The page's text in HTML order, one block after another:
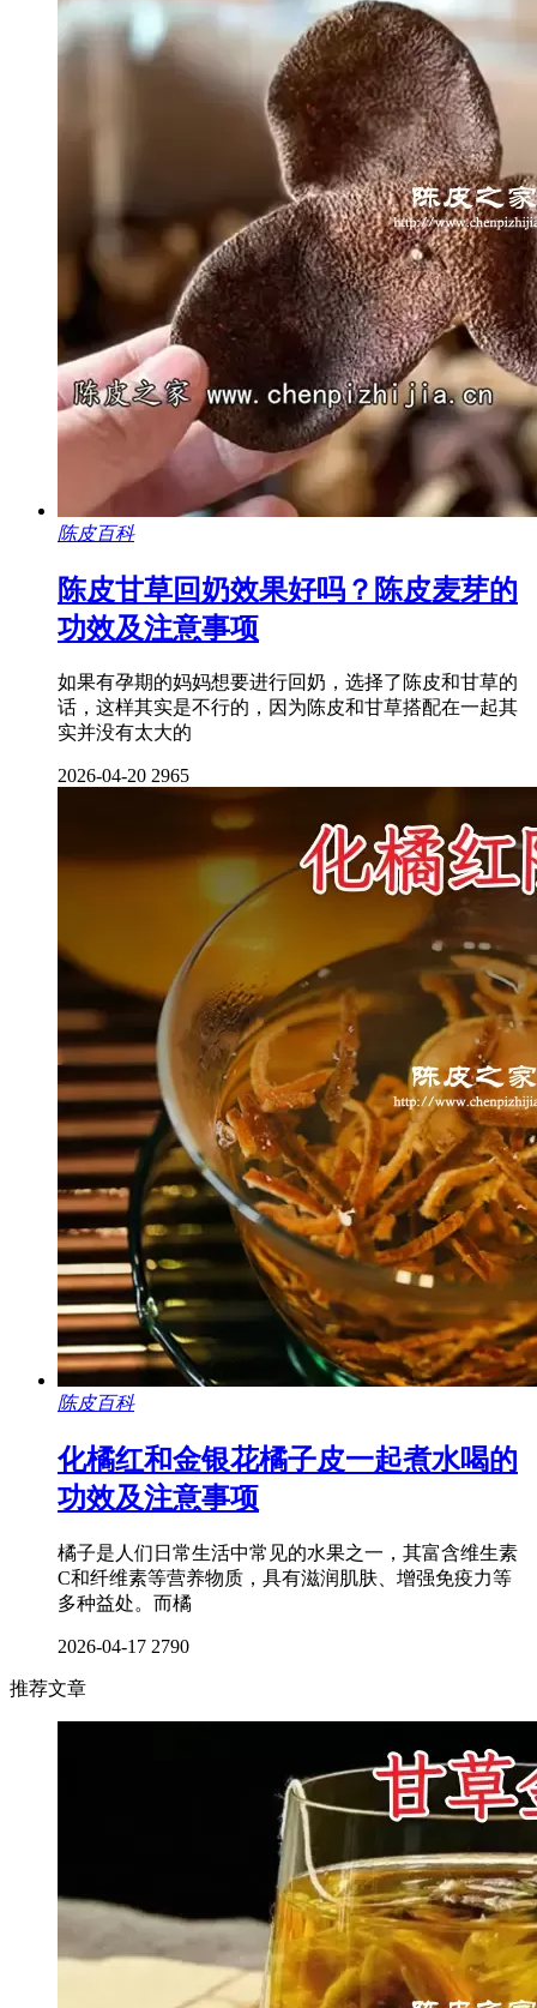
陈皮百科
陈皮甘草回奶效果好吗？陈皮麦芽的
功效及注意事项
如果有孕期的妈妈想要进行回奶，选择了陈皮和甘草的
话，这样其实是不行的，因为陈皮和甘草搭配在一起其
实并没有太大的
2026-04-20 2965
陈皮百科
化橘红和金银花橘子皮一起煮水喝的
功效及注意事项
橘子是人们日常生活中常见的水果之一，其富含维生素
C和纤维素等营养物质，具有滋润肌肤、增强免疫力等
多种益处。而橘
2026-04-17 2790
推荐文章